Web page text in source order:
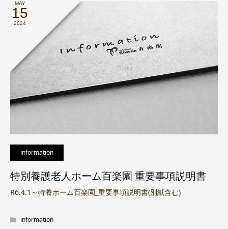
MAY
15
2024
information
特別養護老人ホーム百楽園 重要事項説明書
R6.4.1～特養ホーム百楽園_重要事項説明書(別紙含む)
information